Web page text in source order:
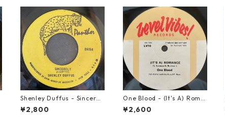
Shenley Duffus - Sincerel
y【7-22021】
¥2,800
One Blood - (It's A) Roma
nce【12-50054】
¥2,600